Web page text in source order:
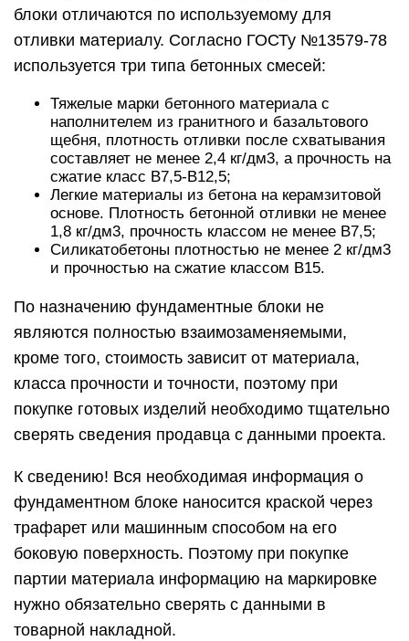
блоки отличаются по используемому для
отливки материалу. Согласно ГОСТу №13579-78
используется три типа бетонных смесей:
Тяжелые марки бетонного материала с
наполнителем из гранитного и базальтового
щебня, плотность отливки после схватывания
составляет не менее 2,4 кг/дм3, а прочность на
сжатие класс В7,5-В12,5;
Легкие материалы из бетона на керамзитовой
основе. Плотность бетонной отливки не менее
1,8 кг/дм3, прочность классом не менее В7,5;
Силикатобетоны плотностью не менее 2 кг/дм3
и прочностью на сжатие классом В15.
По назначению фундаментные блоки не
являются полностью взаимозаменяемыми,
кроме того, стоимость зависит от материала,
класса прочности и точности, поэтому при
покупке готовых изделий необходимо тщательно
сверять сведения продавца с данными проекта.
К сведению! Вся необходимая информация о
фундаментном блоке наносится краской через
трафарет или машинным способом на его
боковую поверхность. Поэтому при покупке
партии материала информацию на маркировке
нужно обязательно сверять с данными в
товарной накладной.